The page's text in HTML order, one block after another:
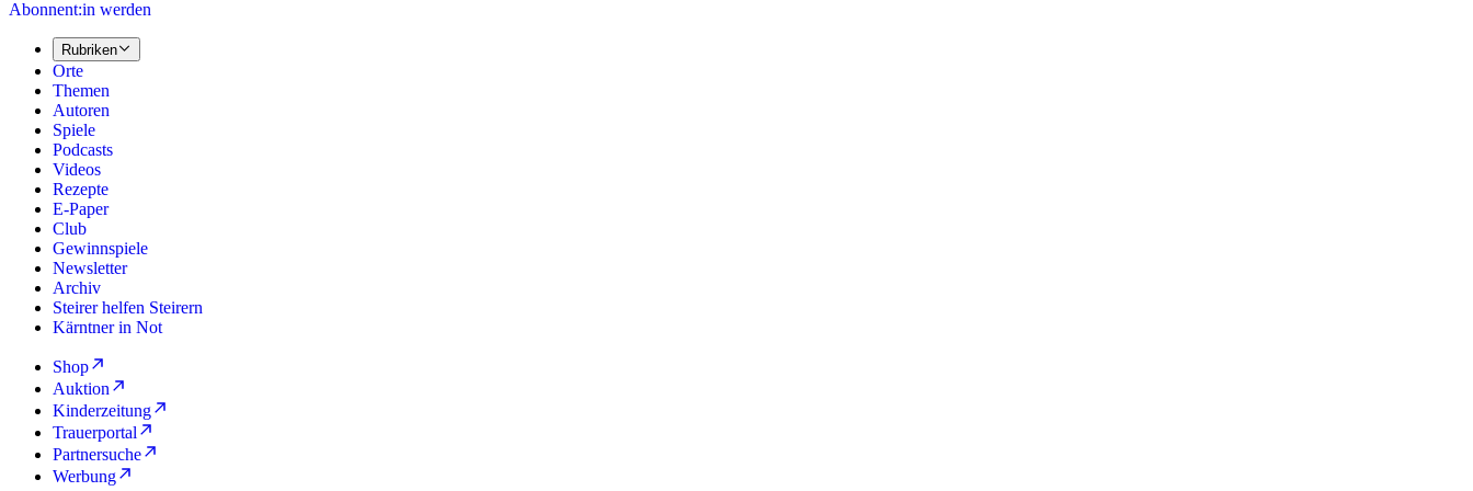
Abonnent:in werden
Rubriken
Orte
Themen
Autoren
Spiele
Podcasts
Videos
Rezepte
E-Paper
Club
Gewinnspiele
Newsletter
Archiv
Steirer helfen Steirern
Kärntner in Not
Shop
Auktion
Kinderzeitung
Trauerportal
Partnersuche
Werbung